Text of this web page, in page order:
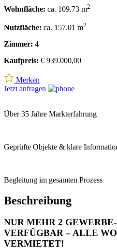
Wohnfläche: ca. 109.73 m2
Nutzfläche: ca. 157.01 m2
Zimmer: 4
Kaufpreis: € 939.000,00
Merken
Jetzt anfragen
Über 35 Jahre Markterfahrung
Geprüfte Objekte & klare
Begleitung im gesamten Prozess
Beschreibung
NUR MEHR 2
VERFÜGBAR – ALLE
VERMIETET!